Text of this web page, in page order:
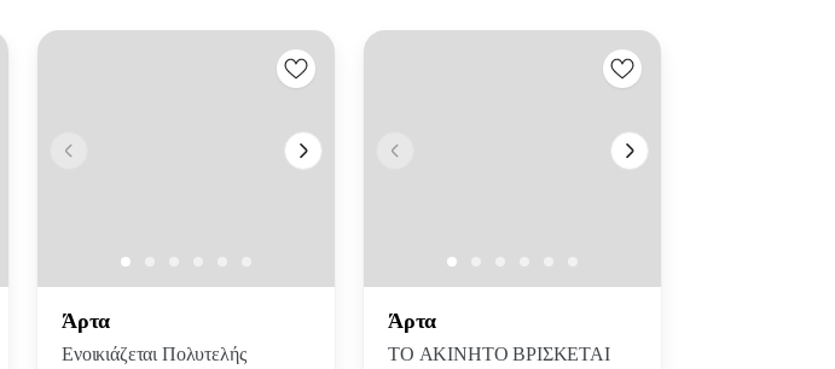
Άρτα
Ενοικιάζεται Πολυτελής
Άρτα
ΤΟ ΑΚΙΝΗΤΟ ΒΡΙΣΚΕΤΑΙ